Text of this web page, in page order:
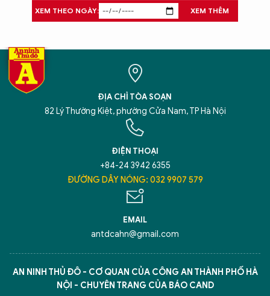
XEM THEO NGÀY: XEM THÊM
ĐỊA CHỈ TÒA SOẠN
82 Lý Thường Kiệt, phường Cửa Nam, TP Hà Nội
ĐIỆN THOẠI
+84-24 3942 6355
ĐƯỜNG DÂY NÓNG: 032 9907 579
EMAIL
antdcahn@gmail.com
AN NINH THỦ ĐÔ - CƠ QUAN CỦA CÔNG AN THÀNH PHỐ HÀ
NỘI - CHUYÊN TRANG CỦA BÁO CAND